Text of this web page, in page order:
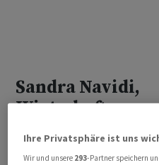
Sandra Navidi,
Ihre Privatsphäre ist uns
Wir und unsere 293-Partner speichern